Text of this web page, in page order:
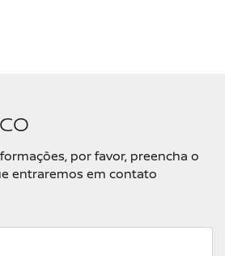
por favor, preencha o
entraremos em contato